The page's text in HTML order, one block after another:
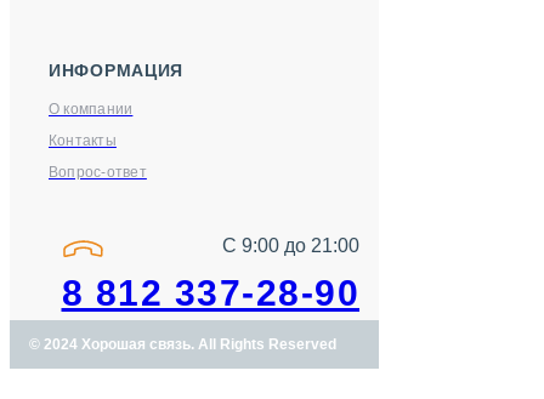
ИНФОРМАЦИЯ
О компании
Контакты
Вопрос-ответ
С 9:00 до 21:00
8 812 337-28-90
© 2024 Хорошая связь. All Rights Reserved